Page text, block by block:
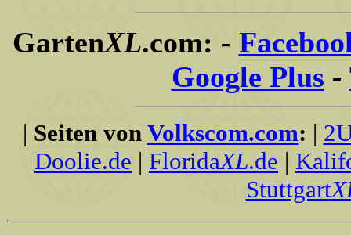
GartenXL.com: -
Google Plus -
| Seiten von Volkscom.com: |
Doolie.de | FloridaXL.de |
Stuttgart